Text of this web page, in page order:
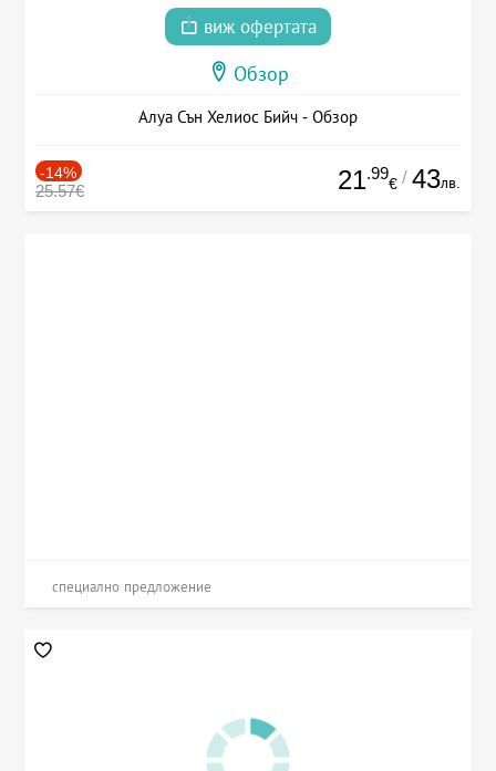
виж офертата
Обзор
Алуа Сън Хелиос Бийч - Обзор
-14%
25.57€ 21.99
€ / 43лв.
специално предложение